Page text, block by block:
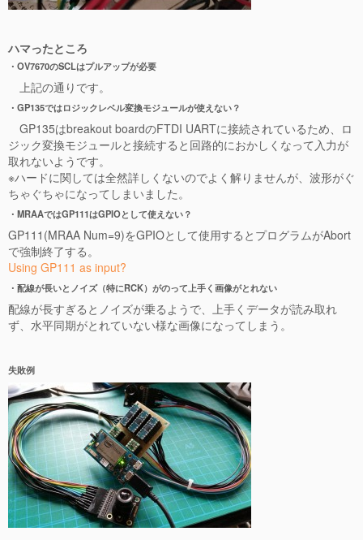
ハマったところ
・OV7670のSCLはプルアップが必要
上記の通りです。
・GP135ではロジックレベル変換モジュールが使えない？
GP135はbreakout boardのFTDI UARTに接続されているため、ロ
ジック変換モジュールと接続すると回路的におかしくなって入力が
取れないようです。
※ハードに関しては全然詳しくないのでよく解りませんが、波形がぐ
ちゃぐちゃになってしまいました。
・MRAAではGP111はGPIOとして使えない？
GP111(MRAA Num=9)をGPIOとして使用するとプログラムがAbort
で強制終了する。
Using GP111 as input?
・配線が長いとノイズ（特にRCK）がのって上手く画像がとれない
配線が長すぎるとノイズが乗るようで、上手くデータが読み取れ
ず、水平同期がとれていない様な画像になってしまう。
失敗例